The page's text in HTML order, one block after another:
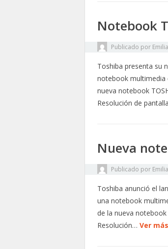
Notebook
Publicado por
Toshiba presenta su
notebook multimedia
nueva notebook
Resolución de
Nueva
Publicado por
Toshiba anunció el
una notebook
de la nueva notebook
Resolución… Ver